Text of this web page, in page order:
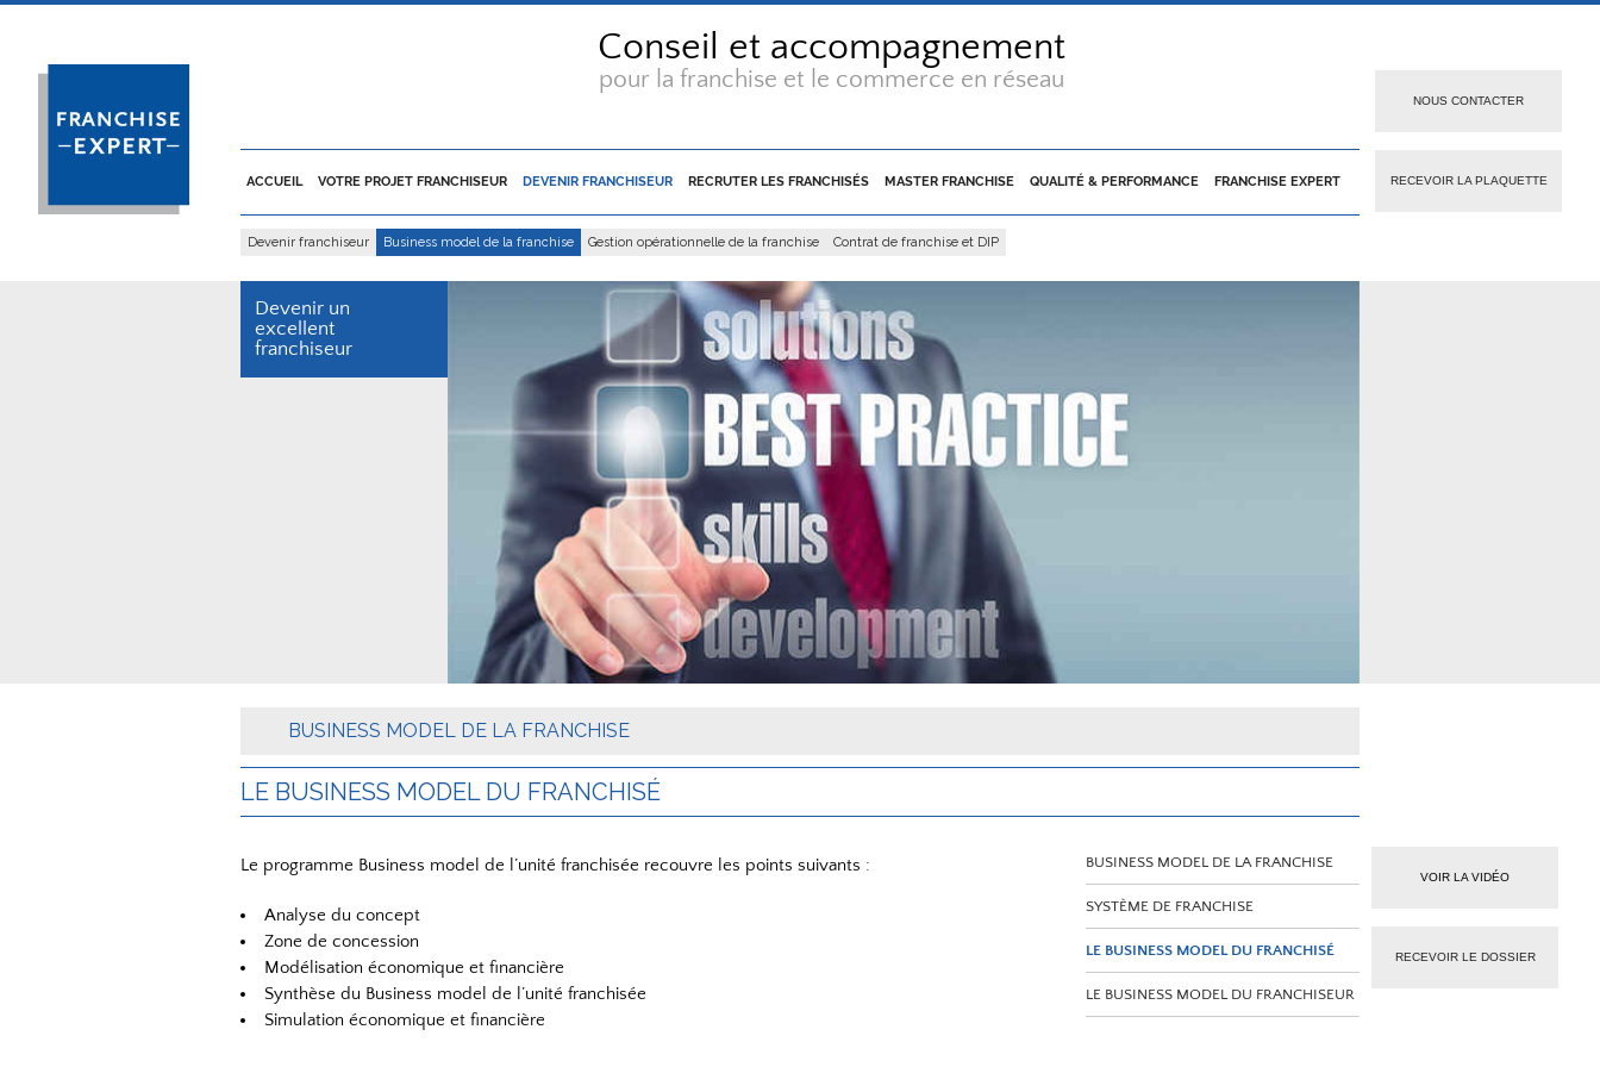
NOUS CONTACTER
RECEVOIR LA PLAQUETTE
Conseil et accompagnement
pour la franchise et le commerce en réseau
ACCUEIL VOTRE PROJET FRANCHISEUR DEVENIR FRANCHISEUR
Devenir franchiseur Business model de la franchise Gestion opérationnelle de la franchise Contrat de franchise et DIP
RECRUTER LES FRANCHISÉS MASTER FRANCHISE QUALITÉ & PERFORMANCE FRANCHISE EXPERT
Devenir un
excellent
franchiseur
BUSINESS MODEL DE LA FRANCHISE
LE BUSINESS MODEL DU FRANCHISÉ
Le programme Business model de l’unité franchisée recouvre les points suivants :
Analyse du concept
Zone de concession
Modélisation économique et financière
Synthèse du Business model de l’unité franchisée
Simulation économique et financière
VOIR LA VIDÉO
RECEVOIR LE DOSSIER
BUSINESS MODEL DE LA FRANCHISE
SYSTÈME DE FRANCHISE
LE BUSINESS MODEL DU FRANCHISÉ
LE BUSINESS MODEL DU FRANCHISEUR